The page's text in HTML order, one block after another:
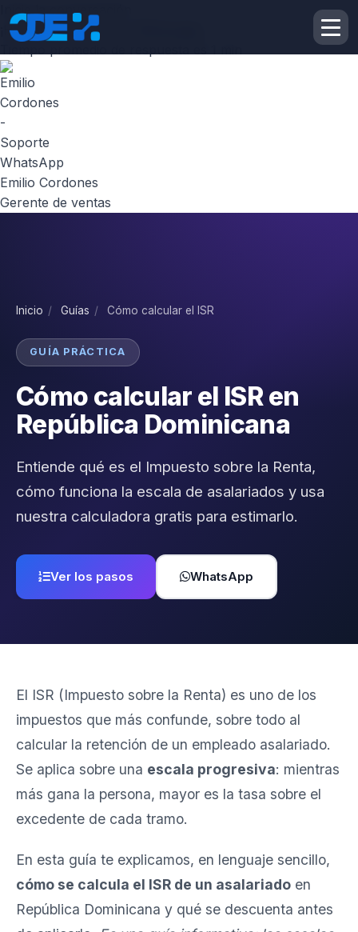
Inicie la conversación
¡Hola! Escribenos por
Emilio Cordones
Gerente de ventas
Inicio / Guías / Cómo calcular el ISR
GUÍA PRÁCTICA
Cómo calcular el ISR en
República Dominicana
Entiende qué es el Impuesto sobre la Renta,
cómo funciona la escala de asalariados y usa
nuestra calculadora gratis para estimarlo.
Ver los pasos WhatsApp
El ISR (Impuesto sobre la Renta) es uno de los
impuestos que más confunde, sobre todo al
calcular la retención de un empleado asalariado.
Se aplica sobre una escala progresiva: mientras
más gana la persona, mayor es la tasa sobre el
excedente de cada tramo.
En esta guía te explicamos, en lenguaje sencillo,
cómo se calcula el ISR de un asalariado en
República Dominicana y qué se descuenta antes